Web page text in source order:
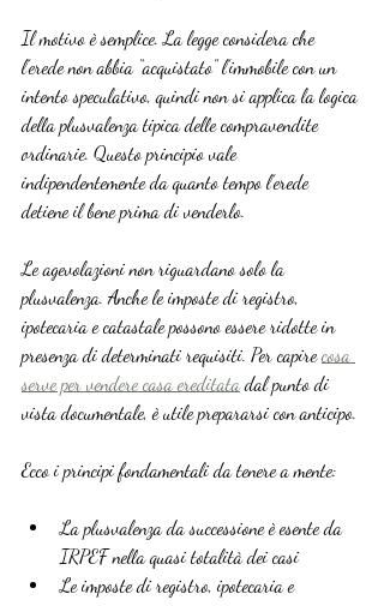
Il motivo è semplice. La legge considera che
l’erede non abbia “acquistato” l’immobile con un
intento speculativo, quindi non si applica la logica
della plusvalenza tipica delle compravendite
ordinarie. Questo principio vale
indipendentemente da quanto tempo l’erede
detiene il bene prima di venderlo.
Le agevolazioni non riguardano solo la
plusvalenza. Anche le imposte di registro,
ipotecaria e catastale possono essere ridotte in
presenza di determinati requisiti. Per capire cosa
serve per vendere casa ereditata dal punto di
vista documentale, è utile prepararsi con anticipo.
Ecco i principi fondamentali da tenere a mente:
La plusvalenza da successione è esente da
IRPEF nella quasi totalità dei casi
Le imposte di registro, ipotecaria e